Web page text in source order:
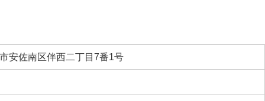
安佐南区伴西二丁目7番1号